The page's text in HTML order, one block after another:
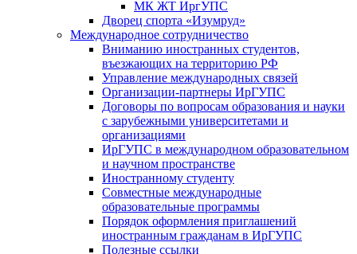
МК ЖТ ИргУПС
Дворец спорта «Изумруд»
Международное сотрудничество
Вниманию иностранных студентов,
въезжающих на территорию РФ
Управление международных связей
Организации-партнеры ИрГУПС
Договоры по вопросам образования и науки
с зарубежными университетами и
организациями
ИрГУПС в международном образовательном
и научном пространстве
Иностранному студенту
Совместные международные
образовательные программы
Порядок оформления приглашений
иностранным гражданам в ИрГУПС
Полезные ссылки